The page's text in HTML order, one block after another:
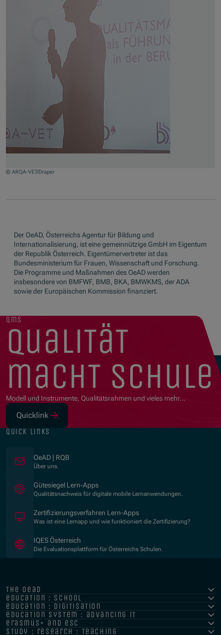
© ARQA-VET/Draper
Der OeAD, Österreichs Agentur für Bildung und
Internationalisierung, ist eine gemeinnützige GmbH im Eigentum
der Republik Österreich. Eigentümervertreter ist das
Bundesministerium für Frauen, Wissenschaft und Forschung.
Die Programme und Maßnahmen des OeAD werden
insbesondere von BMFWF, BMB, BKA, BMWKMS, der ADA
sowie der Europäischen Kommission finanziert.
qms
qualität
macht schule
Modell und Instrumente, Qualitätsrahmen und vieles mehr…
Quicklink
(Opens in new window)
quick links
OeAD | RQB
Über uns.
Gütesiegel Lern-Apps(Opens in new window)
Qualitätsnachweis für digitale mobile Lernanwendungen.
Zertifizierungsverfahren Lern-Apps
Was ist eine Lernapp und wie funktioniert die Zertifizierung?
IQES Österreich
Die Evaluationsplattform für Österreichs Schulen.
the oead
education : school
education : digitisation
education system : advancing it
erasmus+ and esc
study : research : teaching